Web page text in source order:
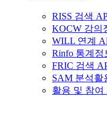
RISS 검색
KOCW 강의
WILL 연계
Rinfo 통계정
FRIC 검색
SAM 분석활
활용 및 참여